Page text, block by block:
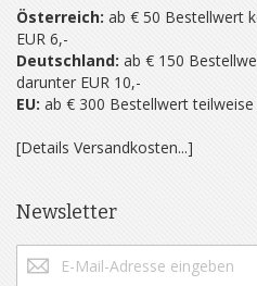
Österreich: ab € 50 Bestellwert
EUR 6,-
Deutschland: ab € 150
darunter EUR 10,-
EU: ab € 300 Bestellwert
[Details Versandkosten...]
Newsletter